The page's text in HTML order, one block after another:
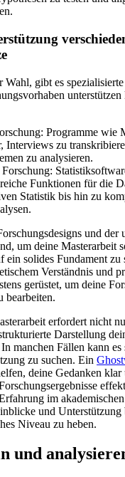
Wahl, gibt es
Programme
Interviews zu
zu analysieren.
Funktionen für die
Statistik bis hin zu
und der
um deine Masterarbeit
ein solides Fundament
Verständnis und
gerüstet, um deine
bearbeiten.
erfordert nicht
Darstellung
manchen Fällen kann
zu suchen. Ein
deine Gedanken klar
im
und Unterstützung
Niveau zu heben.
und